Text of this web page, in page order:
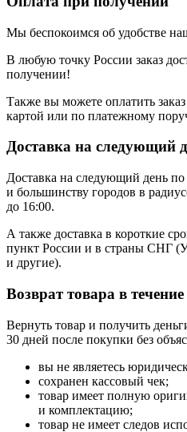
Мы беспокоимся об удобстве
В любую точку России заказ
получении!
Также вы можете оплатить
картой или по платежному
Доставка на следующий
Доставка на следующий день
и большинству городов в
до 16:00.
А также доставка в короткие
пункт России и в страны СНГ
и другие).
Возврат товара в
Вернуть товар и получить
30 дней после покупки без
вы не являетесь
сохранен кассовый чек;
товар имеет полную
и комплектацию;
товар не имеет следов